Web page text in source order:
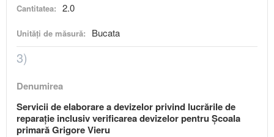
Cantitatea: 2.0
Unități de măsură: Bucata
3)
Denumirea
Servicii de elaborare a devizelor privind lucrările de
reparație inclusiv verificarea devizelor pentru Școala
primară Grigore Vieru